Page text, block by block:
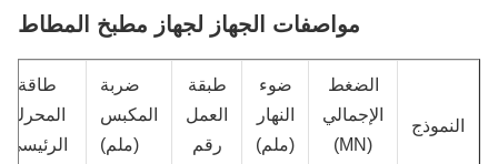
مواصفات الجهاز لجهاز مطبخ المطاط
النموذج
الضغط
الإجمالي
(MN)
ضوء
النهار
(ملم)
طبقة
العمل
رقم
ضربة
المكبس
(ملم)
طاقة
المحرك
الرئيسي